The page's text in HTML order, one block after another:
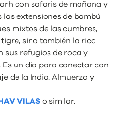
con safaris de mañana y
las extensiones de bambú
mixtos de las cumbres,
sino también la rica
sus refugios de roca y
un día para conectar con
de la India. Almuerzo y
VILAS o similar.